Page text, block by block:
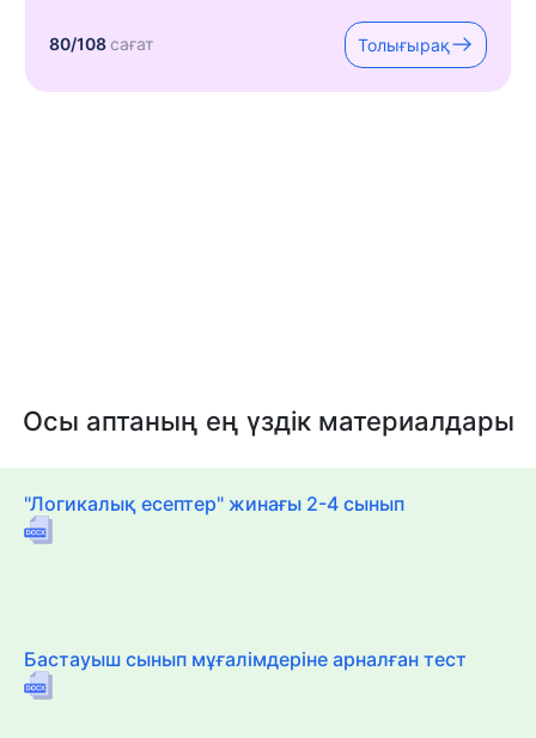
80/108сағат Толығырақ
Осы аптаның ең үздік материалдары
"Логикалық есептер" жинағы 2-4 сынып
Бастауыш сынып мұғалімдеріне арналған тест